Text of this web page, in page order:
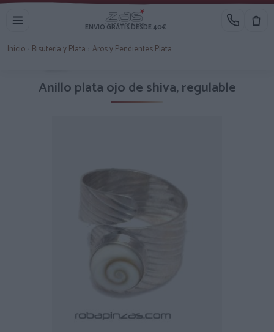
ENVIO GRATIS DESDE 40€
Inicio Bisutería y Plata Aros y Pendientes Plata
Anillo plata ojo de shiva, regulable